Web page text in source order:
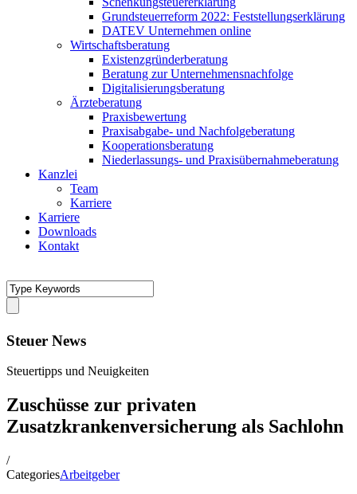
Grundsteuerreform 2022: Feststellungserklärung
DATEV Unternehmen online
Wirtschaftsberatung
Existenzgründerberatung
Beratung zur Unternehmensnachfolge
Digitalisierungsberatung
Ärzteberatung
Praxisbewertung
Praxisabgabe- und Nachfolgeberatung
Kooperationsberatung
Niederlassungs- und Praxisübernahmeberatung
Kanzlei
Team
Karriere
Karriere
Downloads
Kontakt
Steuer News
Steuertipps und Neuigkeiten
Zuschüsse zur privaten
Zusatzkrankenversicherung als Sachlohn
/
CategoriesArbeitgeber